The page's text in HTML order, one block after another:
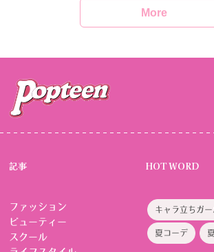
More
記事
ファッション
ビューティー
スクール
HOT WORD
キャラ立ちガー
夏コーデ